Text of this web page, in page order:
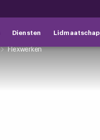
Diensten Lidmaatschap
Flexwerken